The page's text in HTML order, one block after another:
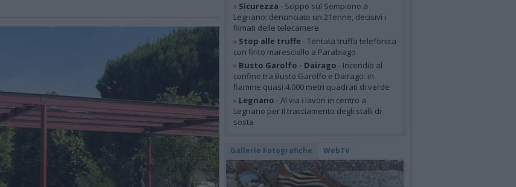
» Sicurezza - Scippo sul Sempione a
Legnano: denunciato un 21enne, decisivi i
filmati delle telecamere
» Stop alle truffe- Tentata truffa telefonica
con finto maresciallo a Parabiago
» Busto Garolfo - Dairago - Incendio al
confine tra Busto Garolfo e Dairago: in
fiamme quasi 4.000 metri quadrati di verde
» Legnano - Al via i lavori in centro a
Legnano per il tracciamento degli stalli di
sosta
Gallerie Fotografiche WebTV